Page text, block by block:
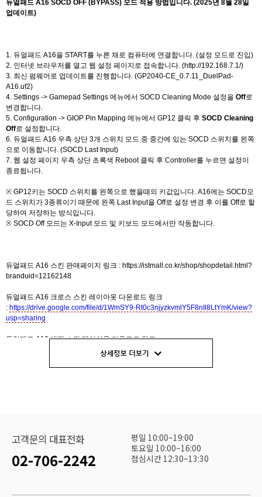
듀얼패드 A16 SOCD OFF (BYPASS) 모드 적용 방법입니다. (2025년 8월 28일
업데이트)
1. 듀얼패드 A16을 START를 누른 채로 컴퓨터에 연결합니다. (설정 모드로 진입)
2. 인터넷 브라우저를 열고 웹 설정 페이지로 접속합니다. (http://192.168.7.1/)
3. 최신 펌웨어로 업데이트를 진행합니다. (GP2040-CE_0.7.11_DuelPad-
A16.uf2)
4. Settings -> Gamepad Settings 메뉴에서 SOCD Cleaning Mode 설정을 Off로
변경합니다.
5. Configuration -> GIOP Pin Mapping 메뉴에서 GP12 클릭 후 SOCD Cleaning
Off로 설정합니다.
6. 듀얼패드 A16 우측 상단 3개 스위치 모드 중 중간에 있는 SOCD 스위치를 왼쪽
으로 이동합니다. (SOCD Last Input)
7. 웹 설정 페이지 우측 상단 초록색 Reboot 클릭 후 Controller를 누르면 설정이
종료됩니다.
※ GP12키는 SOCD 스위치를 왼쪽으로 했을때의 키값입니다. A16에는 SOCD모
드 스위치가 3종류이기 때문에 왼쪽 Last Input을 Off로 설정 변경 후 이를 Off로 할
당하여 저장하는 방식입니다.
※ SOCD Off 모드는 X-Input 모드 및 키보드 모드에서만 작동합니다.
듀얼패드 A16 스킨 판매페이지 링크 : https://istmall.co.kr/shop/shopdetail.html?
branduid=12162148
듀얼패드 A16 크로스 스킨 레이아웃 다운로드 링크
: https://drive.google.com/file/d/1WmSY9-Rt0c3njyzkvmlY5F8nIl8LtYmK/view?
usp=sharing
듀얼패드 A16 에픽 스킨 레이아웃 다운로드 링크
https://drive.google.com/file/d/135i83rTWLX-nBD1rHT7CA2lYrMzh-hBn/view?
고객문의 대표전화
02-706-2242
평일 10:00~19:00
토요일 10:00~16:00
점심시간 12:30~13:30